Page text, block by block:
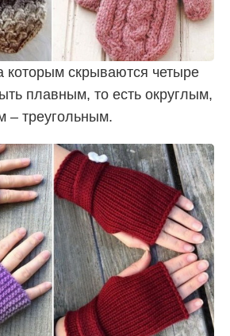
которым скрываются четыре
плавным, то есть округлым,
– треугольным.